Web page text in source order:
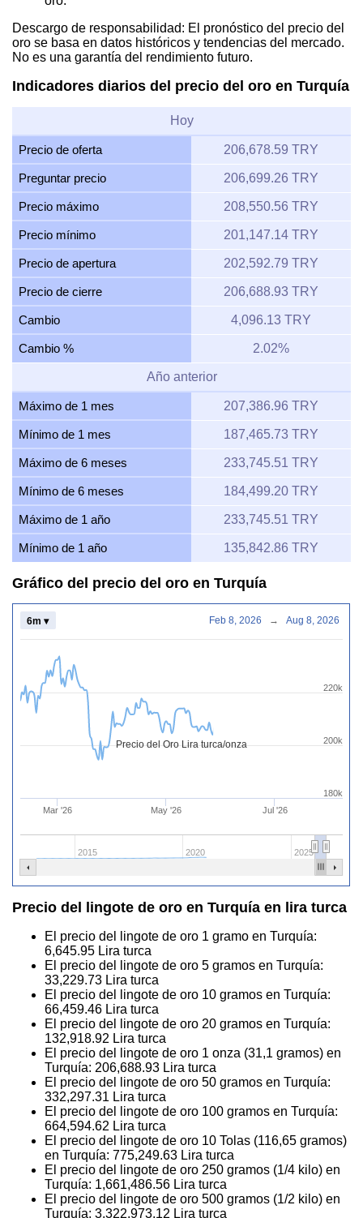
Descargo de responsabilidad: El pronóstico del precio del
oro se basa en datos históricos y tendencias del mercado.
No es una garantía del rendimiento futuro.
Indicadores diarios del precio del oro en Turquía
Hoy
Precio de oferta 206,678.59 TRY
Preguntar precio 206,699.26 TRY
Precio máximo 208,550.56 TRY
Precio mínimo 201,147.14 TRY
Precio de apertura 202,592.79 TRY
Precio de cierre 206,688.93 TRY
Cambio 4,096.13 TRY
Cambio % 2.02%
Año anterior
Máximo de 1 mes 207,386.96 TRY
Mínimo de 1 mes 187,465.73 TRY
Máximo de 6 meses 233,745.51 TRY
Mínimo de 6 meses 184,499.20 TRY
Máximo de 1 año 233,745.51 TRY
Mínimo de 1 año 135,842.86 TRY
Gráfico del precio del oro en Turquía
Precio del Oro Lira turca/onza
Mar '26 May '26 Jul '26
2015 2020 2025
180k
200k
220k
6m ▾ Feb 8, 2026 → Aug 8, 2026
Precio del lingote de oro en Turquía en lira turca
El precio del lingote de oro 1 gramo en Turquía:
6,645.95 Lira turca
El precio del lingote de oro 5 gramos en Turquía:
33,229.73 Lira turca
El precio del lingote de oro 10 gramos en Turquía:
66,459.46 Lira turca
El precio del lingote de oro 20 gramos en Turquía:
132,918.92 Lira turca
El precio del lingote de oro 1 onza (31,1 gramos) en
Turquía: 206,688.93 Lira turca
El precio del lingote de oro 50 gramos en Turquía:
332,297.31 Lira turca
El precio del lingote de oro 100 gramos en Turquía:
664,594.62 Lira turca
El precio del lingote de oro 10 Tolas (116,65 gramos)
en Turquía: 775,249.63 Lira turca
El precio del lingote de oro 250 gramos (1/4 kilo) en
Turquía: 1,661,486.56 Lira turca
El precio del lingote de oro 500 gramos (1/2 kilo) en
Turquía: 3,322,973.12 Lira turca